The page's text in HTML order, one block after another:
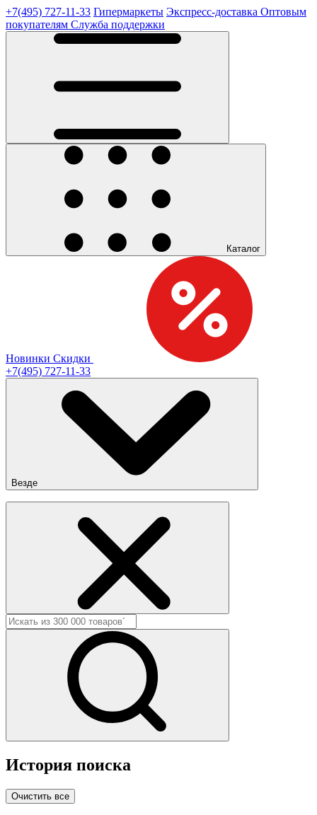
+7(495) 727-11-33 Гипермаркеты Экспресс-доставка Оптовым
покупателям Служба поддержки
Каталог
Новинки Скидки
+7(495) 727-11-33
Везде
История поиска
Очистить все